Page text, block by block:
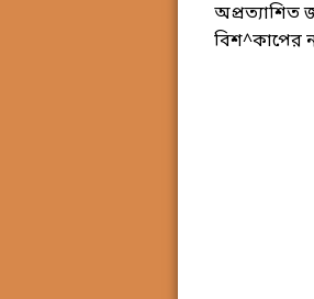
অপ্রত্যাশিত
বিশ^কাপের